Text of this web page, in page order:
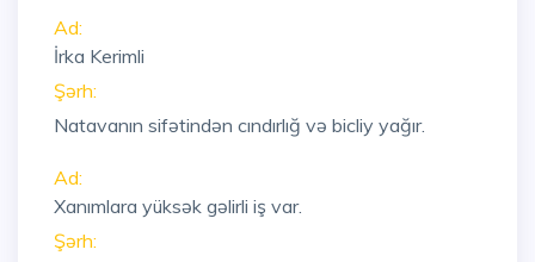
Ad:
İrka Kerimli
Şərh:
Natavanın sifətindən cındırlığ və bicliy yağır.
Ad:
Xanımlara yüksək gəlirli iş var.
Şərh: